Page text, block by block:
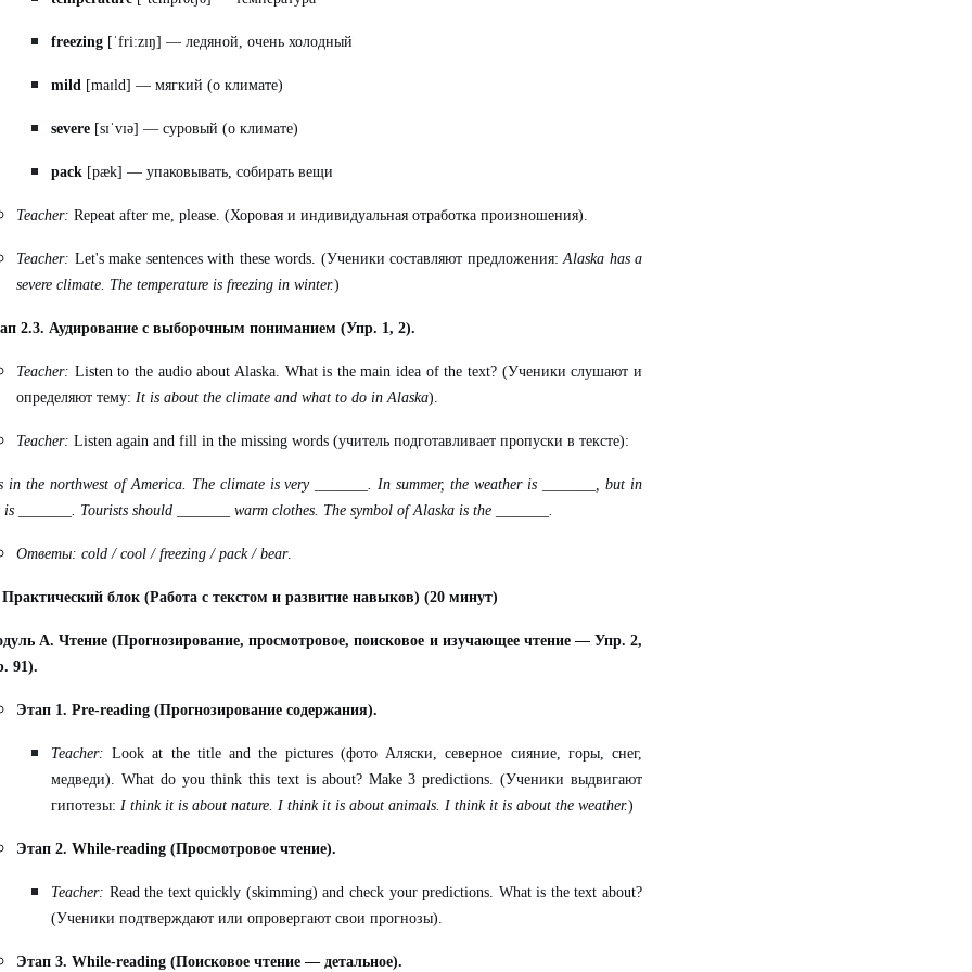
freezing [ˈfriːzɪŋ] — ледяной, очень холодный
mild [maɪld] — мягкий (о климате)
severe [sɪˈvɪə] — суровый (о климате)
pack [pæk] — упаковывать, собирать вещи
Teacher: Repeat after me, please. (Хоровая и индивидуальная отработка произношения).
Teacher: Let's make sentences with these words. (Ученики составляют предложения:Alaska has a
severe climate. The temperature is freezing in winter.)
2.3. Аудирование с выборочным пониманием (Упр. 1, 2).
Teacher: Listen to the audio about Alaska. What is the main idea of the text? (Ученики слушают и
определяют тему: It is about the climate and what to do in Alaska).
Teacher: Listen again and fill in the missing words (учитель подготавливает пропуски в тексте):
in the northwest of America. The climate is very _______. In summer, the weather is _______, but in
_______. Tourists should _______ warm clothes. The symbol of Alaska is the _______.
Ответы: cold / cool / freezing / pack / bear.
блок (Работа с текстом и развитие навыков) (20 минут)
А. Чтение (Прогнозирование, просмотровое, поисковое и изучающее чтение — Упр. 2,
91).
Этап 1. Pre-reading (Прогнозирование содержания).
Teacher: Look at the title and the pictures (фото Аляски,северное сияние, горы,снег,
медведи). What do you think this text is about? Make 3 predictions. (Ученики выдвигают
гипотезы: I think it is about nature. I think it is about animals. I think it is about the weather.)
Этап 2. While-reading (Просмотровое чтение).
Teacher: Read the text quickly (skimming) and check your predictions. What is the text about?
(Ученики подтверждают или опровергают свои прогнозы).
Этап 3. While-reading (Поисковое чтение — детальное).